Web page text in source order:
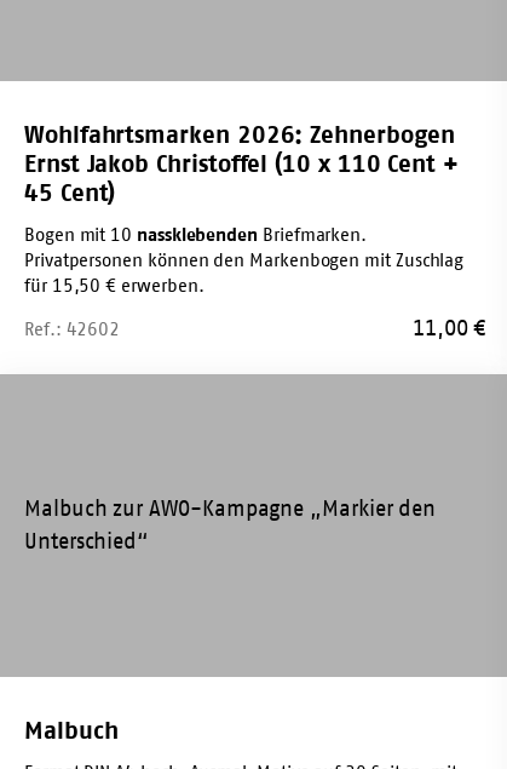
Wohlfahrtsmarken 2026: Zehnerbogen
Ernst Jakob Christoffel (10 x 110 Cent +
45 Cent)
Bogen mit 10 nassklebenden Briefmarken.
Privatpersonen können den Markenbogen mit Zuschlag
für 15,50 € erwerben.
Ref.: 42602 11,00€
Cent
Cent)
Malbuch